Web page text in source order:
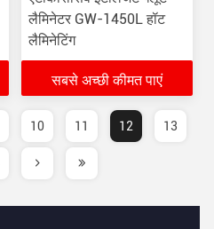
लैमिनेटर GW-1450L हॉट
लैमिनेटिंग
सबसे अच्छी कीमत पाएं
10 11 12 13